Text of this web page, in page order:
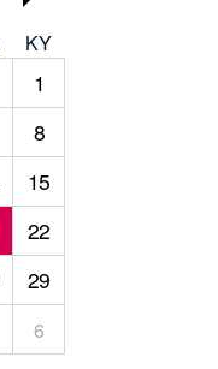
Μαδρίτης
ΚΥ
1
8
15
22
29
6